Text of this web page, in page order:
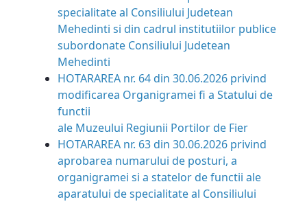
specialitate al Consiliului Judetean
Mehedinti si din cadrul institutiilor publice
subordonate Consiliului Judetean
Mehedinti
HOTARAREA nr. 64 din 30.06.2026 privind
modificarea Organigramei fi a Statului de
functii
ale Muzeului Regiunii Portilor de Fier
HOTARAREA nr. 63 din 30.06.2026 privind
aprobarea numarului de posturi, a
organigramei si a statelor de functii ale
aparatului de specialitate al Consiliului